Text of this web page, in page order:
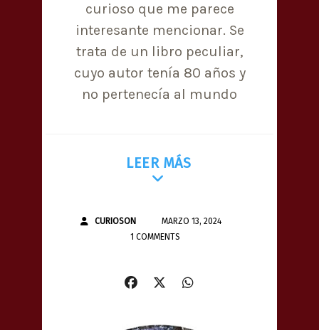
curioso que me parece
interesante mencionar. Se
trata de un libro peculiar,
cuyo autor tenía 80 años y
no pertenecía al mundo
LEER MÁS
CURIOSON
MARZO 13, 2024
1 COMMENTS